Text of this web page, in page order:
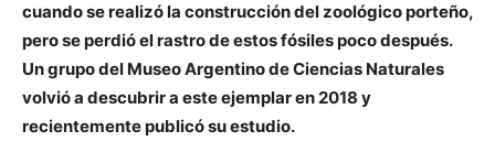
cuando se realizó la construcción del zoológico porteño,
pero se perdió el rastro de estos fósiles poco después.
Un grupo del Museo Argentino de Ciencias Naturales
volvió a descubrir a este ejemplar en 2018 y
recientemente publicó su estudio.